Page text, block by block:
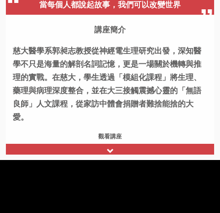
當每個人都說起故事，我們可以改變世界
講座簡介
慈大醫學系郭昶志教授從神經電生理研究出發，深知醫
學不只是海量的解剖名詞記憶，更是一場關於機轉與推
理的實戰。在慈大，學生透過「模組化課程」將生理、
藥理與病理深度整合，並在大三接觸震撼心靈的「無語
良師」人文課程，從家訪中體會捐贈者難捨能捨的大
愛。
觀看講座